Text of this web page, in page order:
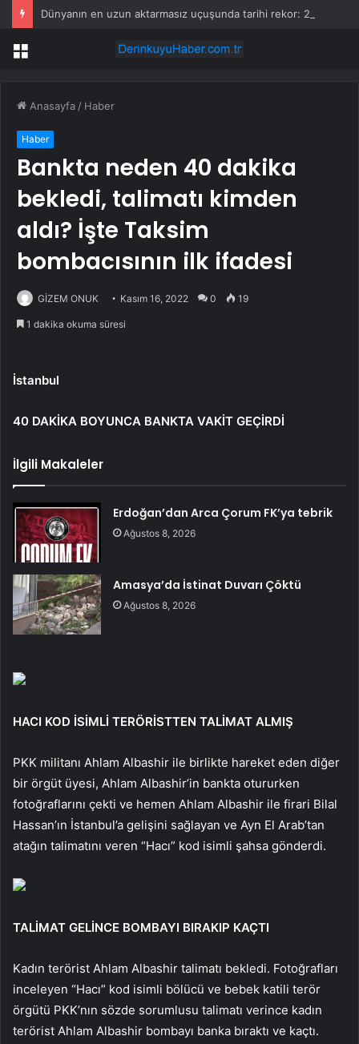
Menü
Anasayfa / Haber
Haber
Bankta neden 40 dakika
bekledi, talimatı kimden
aldı? İşte Taksim
bombacısının ilk ifadesi
GİZEM ONUK Kasım 16, 2022 0 19
1 dakika okuma süresi
İstanbul
40 DAKİKA BOYUNCA BANKTA VAKİT GEÇİRDİ
İlgili Makaleler
Erdoğan’dan Arca Çorum FK’ya tebrik
Ağustos 8, 2026
Amasya’da İstinat Duvarı Çöktü
Ağustos 8, 2026
HACI KOD İSİMLİ TERÖRİSTTEN TALİMAT ALMIŞ
PKK militanı Ahlam Albashir ile birlikte hareket eden diğer
bir örgüt üyesi, Ahlam Albashir’in bankta otururken
fotoğraflarını çekti ve hemen Ahlam Albashir ile firari Bilal
Hassan’ın İstanbul’a gelişini sağlayan ve Ayn El Arab’tan
atağın talimatını veren “Hacı” kod isimli şahsa gönderdi.
TALİMAT GELİNCE BOMBAYI BIRAKIP KAÇTI
Kadın terörist Ahlam Albashir talimatı bekledi. Fotoğrafları
inceleyen “Hacı” kod isimli bölücü ve bebek katili terör
örgütü PKK’nın sözde sorumlusu talimatı verince kadın
terörist Ahlam Albashir bombayı banka bıraktı ve kaçtı.